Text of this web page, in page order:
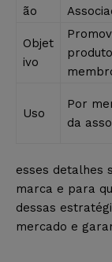
ão
Objet
ivo
Uso
Por
da
esses detalhes
marca e para
dessas
mercado e